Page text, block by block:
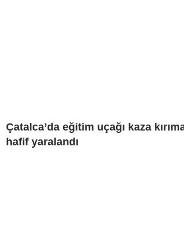
Çatalca’da eğitim uçağı kaza
hafif yaralandı